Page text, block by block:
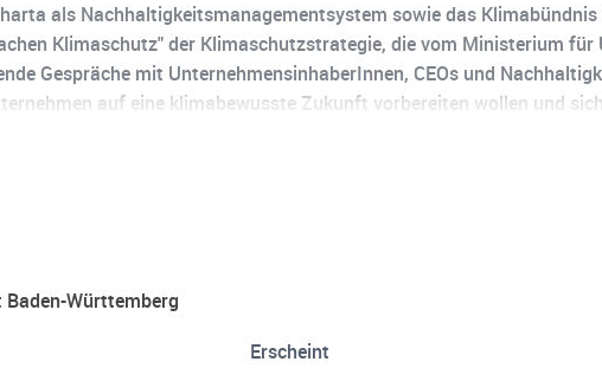
als Nachhaltigkeitsmanagementsystem sowie das
Klimaschutz" der Klimaschutzstrategie, die vom Ministerium
Gespräche mit UnternehmensinhaberInnen, CEOs und
auf eine klimabewusste Zukunft vorbereiten wollen und
und wir möchten genau das in unserem Podcast vermitteln.
nachhaltig
Württemberg
Erscheint